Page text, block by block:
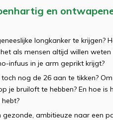
en
longkanker te krijgen?
als mensen altijd willen
infuus in je arm geprikt krijgt?
nog de 26 aan te tikken? Om
je bruiloft te hebben? En hoe is
ambitieuze naar een